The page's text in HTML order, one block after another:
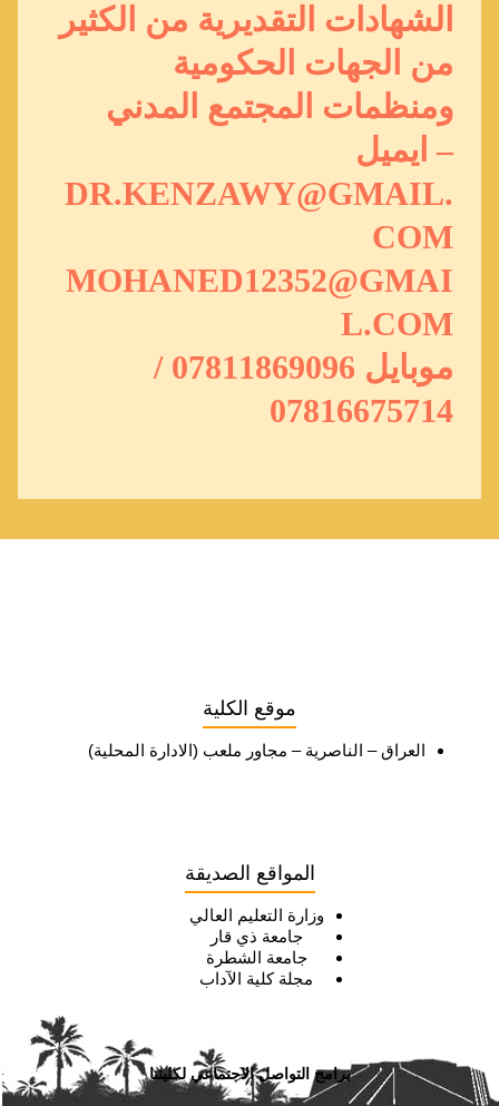
الشهادات التقديرية من الكثير
من الجهات الحكومية
ومنظمات المجتمع المدني
– ايميل
DR.KENZAWY@GMAIL.
COM
MOHANED12352@GMAI
L.COM
موبايل 07811869096 /
07816675714
موقع الكلية
العراق – الناصرية – مجاور ملعب (الادارة المحلية)
المواقع الصديقة
وزارة التعليم العالي
جامعة ذي قار
جامعة الشطرة
مجلة كلية الآداب
برامج التواصل الاجتماعي لكليتنا